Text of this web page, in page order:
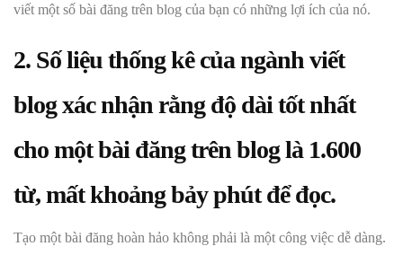
viết một số bài đăng trên blog của bạn có những lợi ích của nó.
2. Số liệu thống kê của ngành viết
blog xác nhận rằng độ dài tốt nhất
cho một bài đăng trên blog là 1.600
từ, mất khoảng bảy phút để đọc.
Tạo một bài đăng hoàn hảo không phải là một công việc dễ dàng.